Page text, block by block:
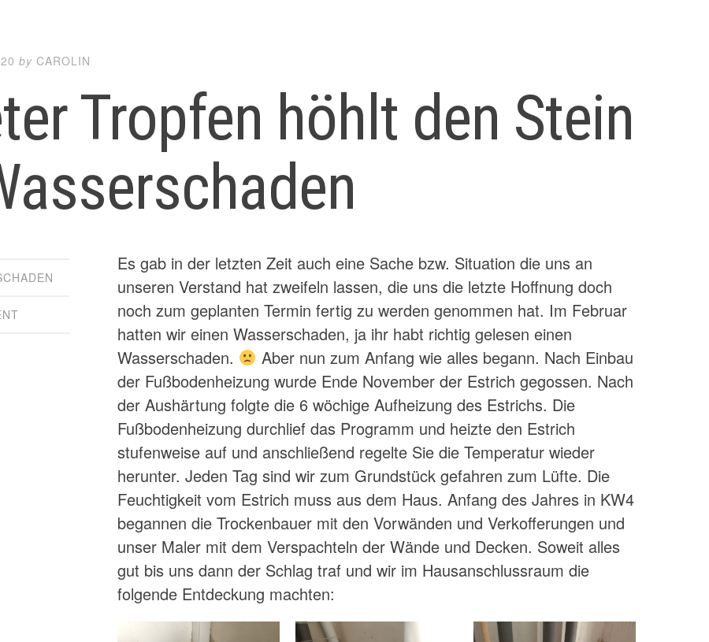
byCAROLIN
Tropfen höhlt den Stein
Es gab in der letzten Zeit auch eine Sache bzw. Situation die uns an
unseren Verstand hat zweifeln lassen, die uns die letzte Hoffnung doch
noch zum geplanten Termin fertig zu werden genommen hat. Im Februar
hatten wir einen Wasserschaden, ja ihr habt richtig gelesen einen
Wasserschaden.
Aber nun zum Anfang wie alles begann. Nach Einbau
der Fußbodenheizung wurde Ende November der Estrich gegossen. Nach
der Aushärtung folgte die 6 wöchige Aufheizung des Estrichs. Die
Fußbodenheizung durchlief das Programm und heizte den Estrich
stufenweise auf und anschließend regelte Sie die Temperatur wieder
herunter. Jeden Tag sind wir zum Grundstück gefahren zum Lüfte. Die
Feuchtigkeit vom Estrich muss aus dem Haus. Anfang des Jahres in KW4
begannen die Trockenbauer mit den Vorwänden und Verkofferungen und
unser Maler mit dem Verspachteln der Wände und Decken. Soweit alles
gut bis uns dann der Schlag traf und wir im Hausanschlussraum die
folgende Entdeckung machten: